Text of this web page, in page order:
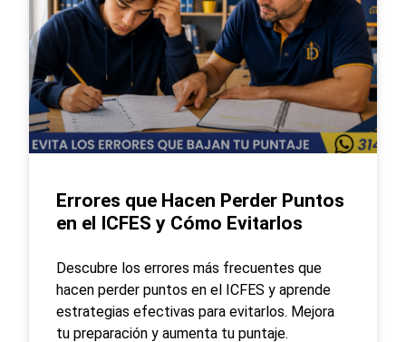
Errores que Hacen Perder Puntos
en el ICFES y Cómo Evitarlos
Descubre los errores más frecuentes que
hacen perder puntos en el ICFES y aprende
estrategias efectivas para evitarlos. Mejora
tu preparación y aumenta tu puntaje.